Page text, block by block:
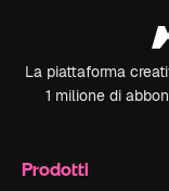
La piattaforma
1 milione di
Prodotti